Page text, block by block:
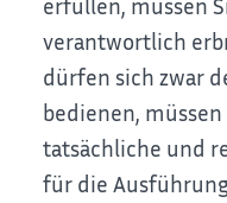
verantwortlich
dürfen sich zwar
bedienen,
tatsächliche und
für die